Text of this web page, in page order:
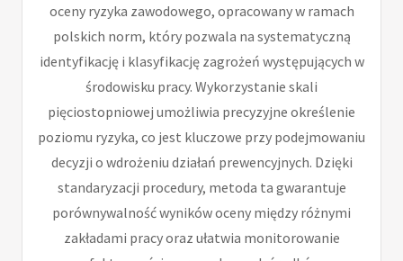
oceny ryzyka zawodowego, opracowany w ramach
polskich norm, który pozwala na systematyczną
identyfikację i klasyfikację zagrożeń występujących w
środowisku pracy. Wykorzystanie skali
pięciostopniowej umożliwia precyzyjne określenie
poziomu ryzyka, co jest kluczowe przy podejmowaniu
decyzji o wdrożeniu działań prewencyjnych. Dzięki
standaryzacji procedury, metoda ta gwarantuje
porównywalność wyników oceny między różnymi
zakładami pracy oraz ułatwia monitorowanie